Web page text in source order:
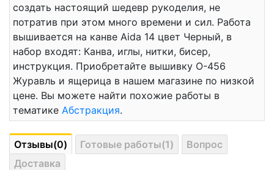
создать настоящий шедевр рукоделия, не
потратив при этом много времени и сил. Работа
вышивается на канве Aida 14 цвет Черный, в
набор входят: Канва, иглы, нитки, бисер,
инструкция. Приобретайте вышивку О-456
Журавль и ящерица в нашем магазине по низкой
цене. Вы можете найти похожие работы в
тематике Абстракция.
Отзывы(0) Готовые работы(1)
Вопрос
Доставка